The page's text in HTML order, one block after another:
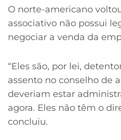
O norte-americano
associativo não possui
negociar a venda da
“Eles são, por lei,
assento no conselho de
deveriam estar
agora. Eles não têm o
concluiu.